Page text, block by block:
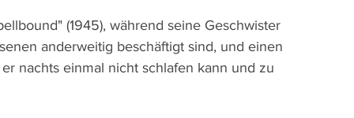
(1945), während seine Geschwister
anderweitig beschäftigt sind, und einen
nachts einmal nicht schlafen kann und zu